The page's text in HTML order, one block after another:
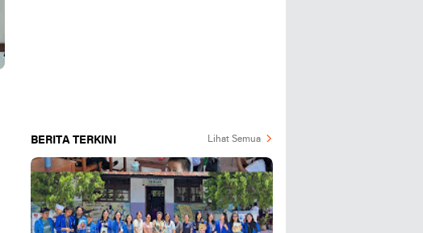
BERITA TERKINI Lihat Semua